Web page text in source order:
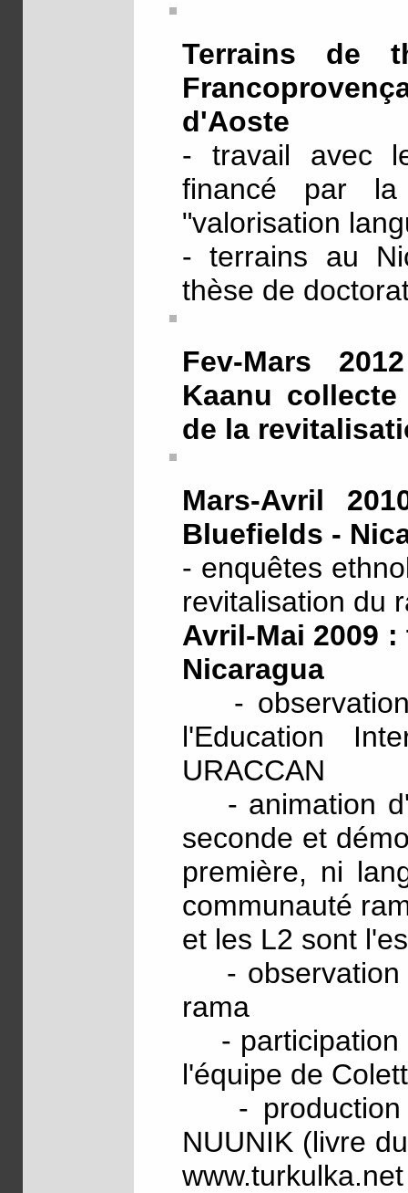
Terrains de
d'Aoste
- travail avec
financé par
"valorisation
- terrains au
thèse de
Fev-Mars
Kaanu
de la
Mars-Avril
Bluefields -
- enquêtes
revitalisation du
Avril-Mai 2009
Nicaragua
- observation
l'Education
URACCAN
- animation
seconde et
première, ni
communauté
et les L2 sont
- observation
rama
- participation
l'équipe de
- production
NUUNIK (livre
www.turkulka.net